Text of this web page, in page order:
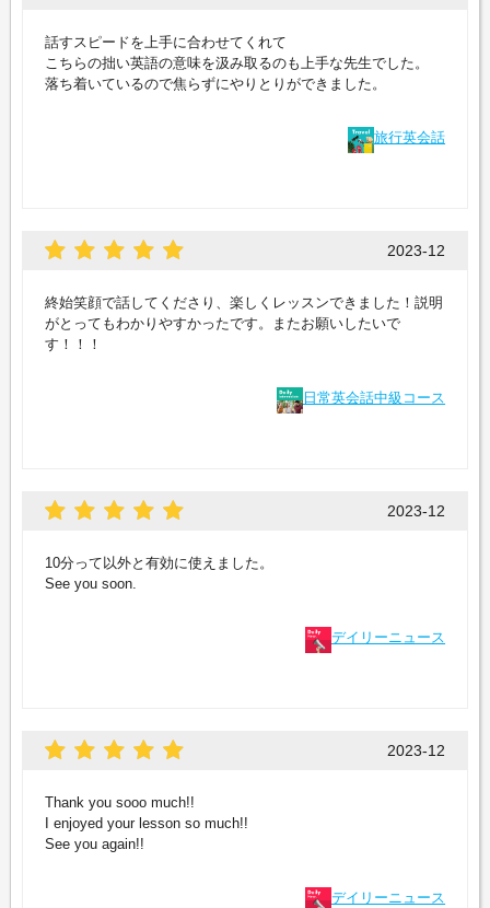
話すスピードを上手に合わせてくれて
こちらの拙い英語の意味を汲み取るのも上手な先生でした。
落ち着いているので焦らずにやりとりができました。
旅行英会話
2023-12
終始笑顔で話してくださり、楽しくレッスンできました！説明
がとってもわかりやすかったです。またお願いしたいで
す！！！
日常英会話中級コース
2023-12
10分って以外と有効に使えました。
See you soon.
デイリーニュース
2023-12
Thank you sooo much!!
I enjoyed your lesson so much!!
See you again!!
デイリーニュース